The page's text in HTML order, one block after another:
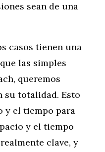
sean de una
casos tienen una
las simples
queremos
su totalidad. Esto
y el tiempo para
y el tiempo
clave, y